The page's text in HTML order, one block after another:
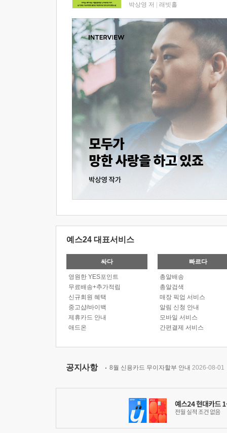
박상영 저 래빗홀
예스24 대표서비스
싸다
영원한 YES포인트
무료배송+추가적립
신규회원 혜택
중고샵/바이백
제휴카드 안내
애드온
빠르다
총알배송
총알검색
매장 픽업 서비스
알림 신청 안내
모바일 서비스
간편결제 서비스
공지사항 8월 신용카드 무이자할부 안내 2026-08-01